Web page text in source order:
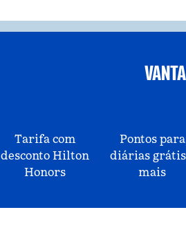
Tarifa com
desconto Hilton
Honors
Pontos para
diárias grátis
mais